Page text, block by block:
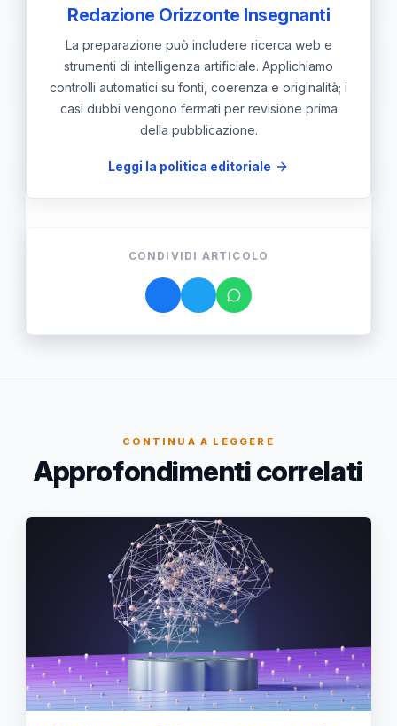
Redazione Orizzonte Insegnanti
La preparazione può includere ricerca web e
strumenti di intelligenza artificiale. Applichiamo
controlli automatici su fonti, coerenza e originalità; i
casi dubbi vengono fermati per revisione prima
della pubblicazione.
Leggi la politica editoriale
CONDIVIDI ARTICOLO
CONTINUA A LEGGERE
Approfondimenti correlati